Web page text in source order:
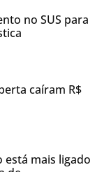
no SUS para
caíram R$
mais ligado